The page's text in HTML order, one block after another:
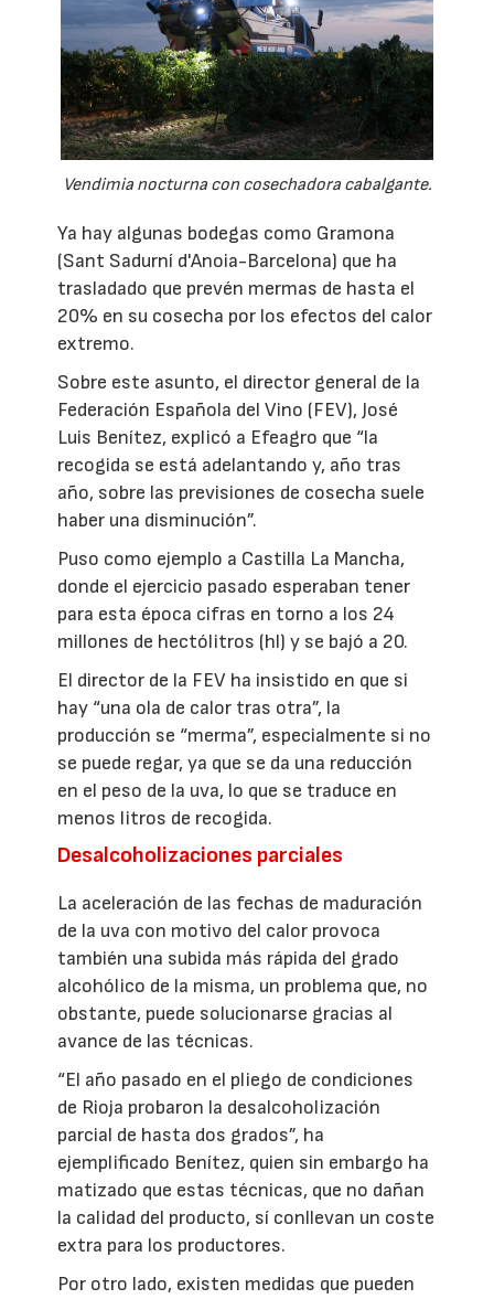
Vendimia nocturna con cosechadora cabalgante.
Ya hay algunas bodegas como Gramona
(Sant Sadurní d'Anoia-Barcelona) que ha
trasladado que prevén mermas de hasta el
20% en su cosecha por los efectos del calor
extremo.
Sobre este asunto, el director general de la
Federación Española del Vino (FEV), José
Luis Benítez, explicó a Efeagro que “la
recogida se está adelantando y, año tras
año, sobre las previsiones de cosecha suele
haber una disminución”.
Puso como ejemplo a Castilla La Mancha,
donde el ejercicio pasado esperaban tener
para esta época cifras en torno a los 24
millones de hectólitros (hl) y se bajó a 20.
El director de la FEV ha insistido en que si
hay “una ola de calor tras otra”, la
producción se “merma”, especialmente si no
se puede regar, ya que se da una reducción
en el peso de la uva, lo que se traduce en
menos litros de recogida.
Desalcoholizaciones parciales
La aceleración de las fechas de maduración
de la uva con motivo del calor provoca
también una subida más rápida del grado
alcohólico de la misma, un problema que, no
obstante, puede solucionarse gracias al
avance de las técnicas.
“El año pasado en el pliego de condiciones
de Rioja probaron la desalcoholización
parcial de hasta dos grados”, ha
ejemplificado Benítez, quien sin embargo ha
matizado que estas técnicas, que no dañan
la calidad del producto, sí conllevan un coste
extra para los productores.
Por otro lado, existen medidas que pueden